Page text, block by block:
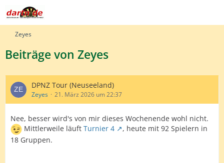
Zeyes
Beiträge von Zeyes
DPNZ Tour (Neuseeland)
Zeyes 21. März 2026 um 22:37
Nee, besser wird's von mir dieses Wochenende wohl nicht.
Mittlerweile läuft Turnier 4
, heute mit 92 Spielern in
18 Gruppen.